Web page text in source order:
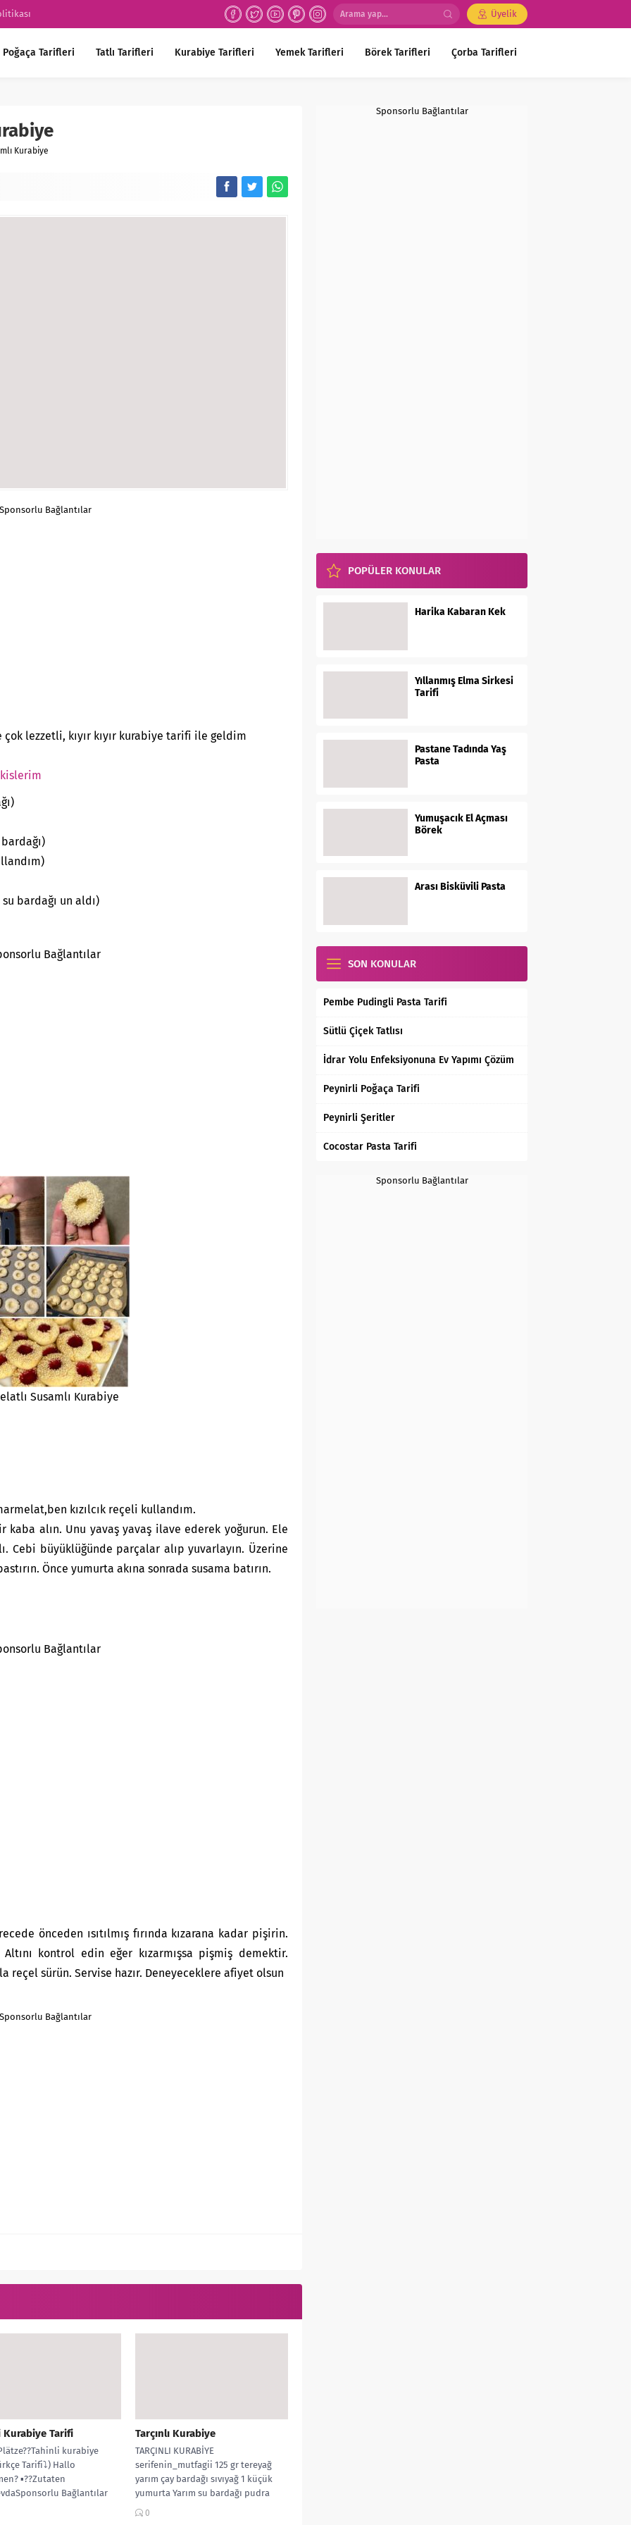
Üyelik
Poğaça Tarifleri Tatlı Tarifleri Kurabiye Tarifleri Yemek Tarifleri Börek Tarifleri Çorba Tarifleri
Kurabiye
Bağlantılar
çok lezzetli, kıyır kıyır kurabiye tarifi ile geldim
bardağı un aldı)
Bağlantılar
Susamlı Kurabiye
kızılcık reçeli kullandım.
alın. Unu yavaş yavaş ilave ederek yoğurun. Ele
Cebi büyüklüğünde parçalar alıp yuvarlayın. Üzerine
Önce yumurta akına sonrada susama batırın.
Bağlantılar
önceden ısıtılmış fırında kızarana kadar pişirin.
kontrol edin eğer kızarmışsa pişmiş demektir.
reçel sürün. Servise hazır. Deneyeceklere afiyet olsun
Bağlantılar
Kurabiye Tarifi
kurabiye
Tarifi⤵️) Hallo
▪️??Zutaten
Bağlantılar
Tarçınlı Kurabiye
TARÇINLI KURABİYE
serifenin_mutfagii 125 gr tereyağ
yarım çay bardağı sıvıyağ 1 küçük
yumurta Yarım su bardağı pudra
şekeri 1 su...
0
Sponsorlu Bağlantılar
POPÜLER KONULAR
Harika Kabaran Kek
Yıllanmış Elma Sirkesi
Tarifi
Pastane Tadında Yaş
Pasta
Yumuşacık El Açması
Börek
Arası Bisküvili Pasta
SON KONULAR
Pembe Pudingli Pasta Tarifi
Sütlü Çiçek Tatlısı
İdrar Yolu Enfeksiyonuna Ev Yapımı Çözüm
Peynirli Poğaça Tarifi
Peynirli Şeritler
Cocostar Pasta Tarifi
Sponsorlu Bağlantılar